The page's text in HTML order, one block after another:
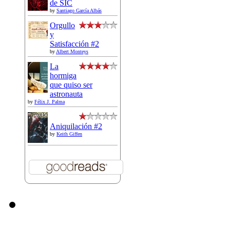
de SIC
by Santiago García Albás
Orgullo
y
Satisfacción #2
byAlbert Monteys
La
hormiga
que quiso ser
astronauta
by Félix J. Palma
Aniquilación #2
by Keith Giffen